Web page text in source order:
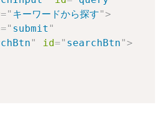
=" キーワードから探す">
=" submit "
" id=" searchBtn">